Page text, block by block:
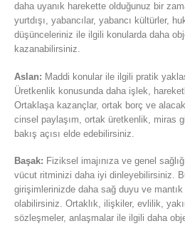
daha uyanık harekette olduğunuz bir
yurtdışı, yabancılar, yabancı kültürler,
düşünceleriniz ile ilgili konularda daha
kazanabilirsiniz.
Aslan: Maddi konular ile ilgili pratik
Üretkenlik konusunda daha işlek,
Ortaklaşa kazançlar, ortak borç ve
cinsel paylaşım, ortak üretkenlik, miras
bakış açısı elde edebilirsiniz.
Başak: Fiziksel imajınıza ve genel
vücut ritminizi daha iyi dinleyebilirsiniz.
girişimlerinizde daha sağ duyu ve
olabilirsiniz. Ortaklık, ilişkiler, evlilik,
sözleşmeler, anlaşmalar ile ilgili daha